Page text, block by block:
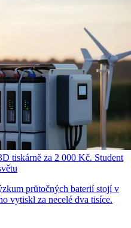
tiskárně za 2 000 Kč. Student
průtočných baterií stojí v
vytiskl za necelé dva tisíce.